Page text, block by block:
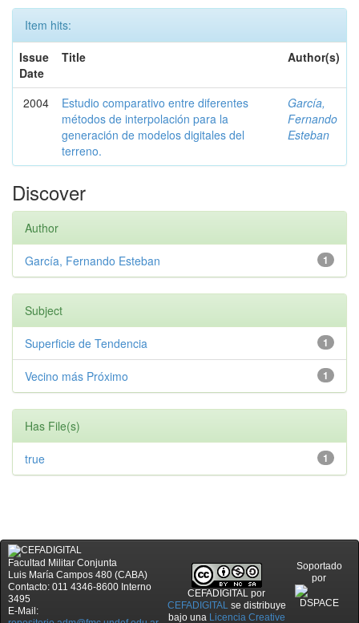
Item hits:
Issue
Date
Title Author(s)
2004
Estudio comparativo entre diferentes
métodos de interpolación para la
generación de modelos digitales del
terreno.
García,
Fernando
Esteban
Discover
Author
1
García, Fernando Esteban
Subject
1
Superficie de Tendencia
1
Vecino más Próximo
Has File(s)
1
true
Facultad Militar Conjunta
Luis María Campos 480 (CABA)
Contacto: 011 4346-8600 Interno
3495
E-Mail:
CEFADIGITAL por
CEFADIGITALse distribuye
bajo una Licencia Creative
Soportado
por